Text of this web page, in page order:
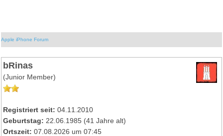
Apple iPhone Forum
bRinas
(Junior Member)
Registriert seit: 04.11.2010
Geburtstag: 22.06.1985 (41 Jahre alt)
Ortszeit: 07.08.2026 um 07:45